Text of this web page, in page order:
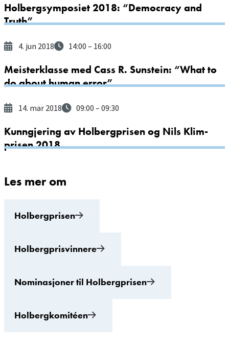
Holbergsymposiet 2018: “Democracy and
Truth”
4. jun 2018 14:00– 16:00
Meisterklasse med Cass R. Sunstein: “What to
do about human error”
14. mar 2018 09:00– 09:30
Kunngjering av Holbergprisen og Nils Klim-
prisen 2018
Les mer om
Holbergprisen
Holbergprisvinnere
Nominasjoner til Holbergprisen
Holbergkomitéen